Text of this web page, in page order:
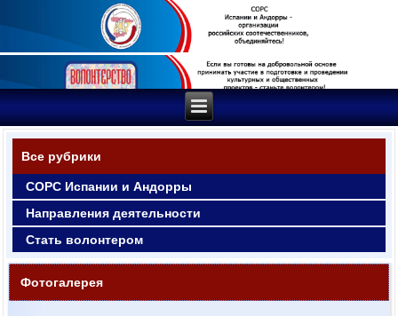
Все рубрики
СОРС Испании и Андорры
Направления деятельности
Стать волонтером
Фотогалерея